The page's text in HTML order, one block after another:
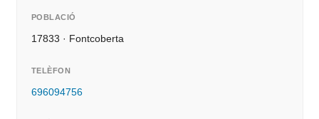
POBLACIÓ
17833 · Fontcoberta
TELÈFON
696094756